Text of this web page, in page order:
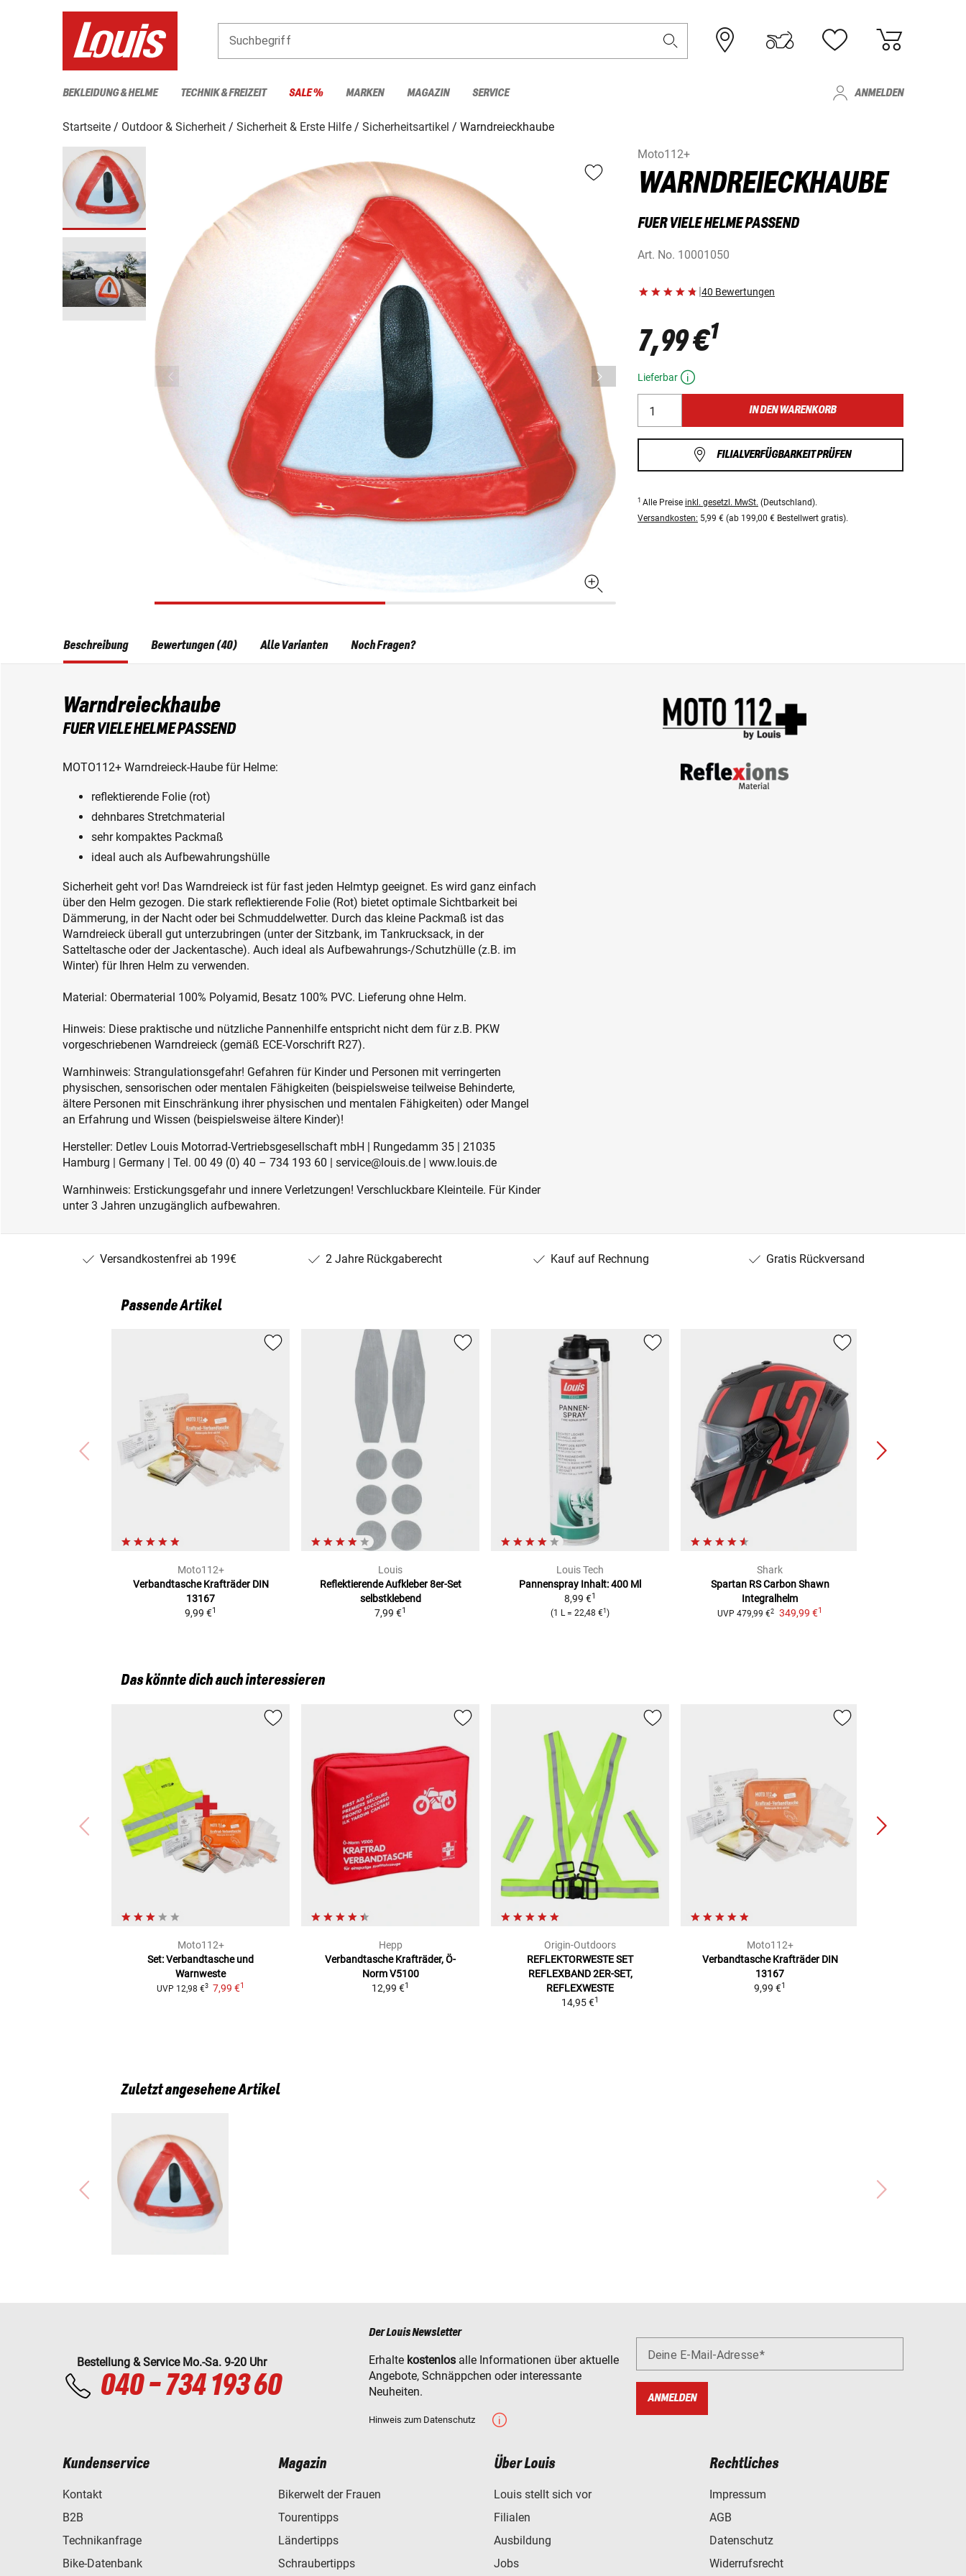
Suchbegriff
BEKLEIDUNG & HELME TECHNIK & FREIZEIT SALE % MARKEN MAGAZIN SERVICE ANMELDEN
Startseite Outdoor & Sicherheit Sicherheit & Erste Hilfe Sicherheitsartikel
Warndreieckhaube
Moto112+
WARNDREIECKHAUBE
FUER VIELE HELME PASSEND
Art. No. 10001050
|40 Bewertungen
7,99 €1
Lieferbar
IN DEN WARENKORB
FILIALVERFÜGBARKEIT PRÜFEN
1 Alle Preise inkl. gesetzl. MwSt. (Deutschland).
Versandkosten: 5,99 € (ab 199,00 € Bestellwert gratis).
Beschreibung
Warndreieckhaube
FUER VIELE HELME PASSEND
MOTO112+ Warndreieck-Haube für Helme:
reflektierende Folie (rot)
dehnbares Stretchmaterial
sehr kompaktes Packmaß
ideal auch als Aufbewahrungshülle
Sicherheit geht vor! Das Warndreieck ist für fast jeden Helmtyp geeignet. Es wird ganz einfach
über den Helm gezogen. Die stark reflektierende Folie (Rot) bietet optimale Sichtbarkeit bei
Dämmerung, in der Nacht oder bei Schmuddelwetter. Durch das kleine Packmaß ist das
Warndreieck überall gut unterzubringen (unter der Sitzbank, im Tankrucksack, in der
Satteltasche oder der Jackentasche). Auch ideal als Aufbewahrungs-/Schutzhülle (z.B. im
Winter) für Ihren Helm zu verwenden.
Material: Obermaterial 100% Polyamid, Besatz 100% PVC. Lieferung ohne Helm.
Hinweis: Diese praktische und nützliche Pannenhilfe entspricht nicht dem für z.B. PKW
vorgeschriebenen Warndreieck (gemäß ECE-Vorschrift R27).
Warnhinweis: Strangulationsgefahr! Gefahren für Kinder und Personen mit verringerten
physischen, sensorischen oder mentalen Fähigkeiten (beispielsweise teilweise Behinderte,
ältere Personen mit Einschränkung ihrer physischen und mentalen Fähigkeiten) oder Mangel
an Erfahrung und Wissen (beispielsweise ältere Kinder)!
Hersteller: Detlev Louis Motorrad-Vertriebsgesellschaft mbH | Rungedamm 35 | 21035
Hamburg | Germany | Tel. 00 49 (0) 40 – 734 193 60 | service@louis.de | www.louis.de
Warnhinweis: Erstickungsgefahr und innere Verletzungen! Verschluckbare Kleinteile. Für Kinder
unter 3 Jahren unzugänglich aufbewahren.
Bewertungen (40) Alle Varianten Noch Fragen?
Versandkostenfrei ab 199€ 2 Jahre Rückgaberecht Kauf auf Rechnung Gratis Rückversand
Passende Artikel
Moto112+
Verbandtasche Krafträder DIN
13167
9,99 €1
Louis
Reflektierende Aufkleber 8er-Set
selbstklebend
7,99 €1
Louis Tech
Pannenspray Inhalt: 400 Ml
8,99 €1
(1 L= 22,48 €1 )
Shark
Spartan RS Carbon Shawn
Integralhelm
UVP 479,99 €2 349,99 €1
Das könnte dich auch interessieren
Moto112+
Set: Verbandtasche und
Warnweste
UVP 12,98 €3 7,99 €1
Hepp
Verbandtasche Krafträder, Ö-
Norm V5100
12,99 €1
Origin-Outdoors
REFLEKTORWESTE SET
REFLEXBAND 2ER-SET,
REFLEXWESTE
14,95 €1
Moto112+
Verbandtasche Krafträder DIN
13167
9,99 €1
Zuletzt angesehene Artikel
Bestellung & Service Mo.-Sa. 9-20 Uhr
040 - 734 193 60
Der Louis Newsletter
Erhalte kostenlos alle Informationen über aktuelle
Angebote, Schnäppchen oder interessante
Neuheiten.
Hinweis zum Datenschutz
Deine E-Mail-Adresse
ANMELDEN
Kundenservice
Kontakt
B2B
Technikanfrage
Bike-Datenbank
Magazin
Bikerwelt der Frauen
Tourentipps
Ländertipps
Schraubertipps
Über Louis
Louis stellt sich vor
Filialen
Ausbildung
Jobs
Rechtliches
Impressum
AGB
Datenschutz
Widerrufsrecht